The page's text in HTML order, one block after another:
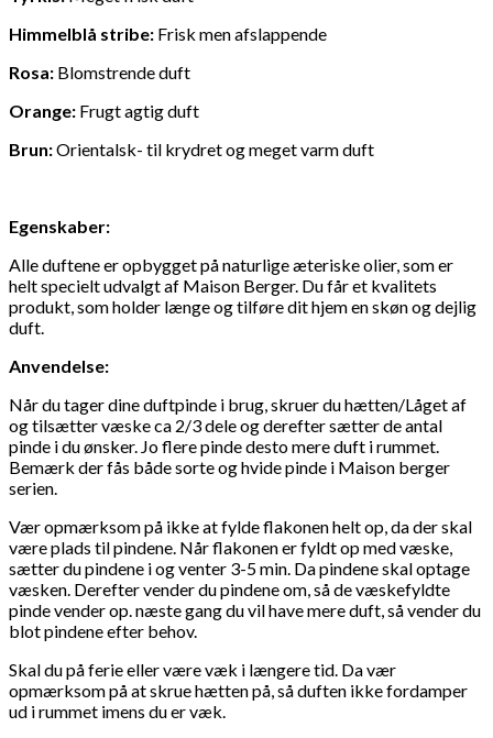
Himmelblå stribe: Frisk men afslappende
Rosa: Blomstrende duft
Orange: Frugt agtig duft
Brun:Orientalsk- til krydret og meget varm duft
Egenskaber:
Alle duftene er opbygget på naturlige æteriske olier, som er
helt specielt udvalgt af Maison Berger. Du får et kvalitets
produkt, som holder længe og tilføre dit hjem en skøn og dejlig
duft.
Anvendelse:
Når du tager dine duftpinde i brug, skruer du hætten/Låget af
og tilsætter væske ca 2/3 dele og derefter sætter de antal
pinde i du ønsker. Jo flere pinde desto mere duft i rummet.
Bemærk der fås både sorte og hvide pinde i Maison berger
serien.
Vær opmærksom på ikke at fylde flakonen helt op, da der skal
være plads til pindene. Når flakonen er fyldt op med væske,
sætter du pindene i og venter 3-5 min. Da pindene skal optage
væsken. Derefter vender du pindene om, så de væskefyldte
pinde vender op. næste gang du vil have mere duft, så vender du
blot pindene efter behov.
Skal du på ferie eller være væk i længere tid. Da vær
opmærksom på at skrue hætten på, så duften ikke fordamper
ud i rummet imens du er væk.